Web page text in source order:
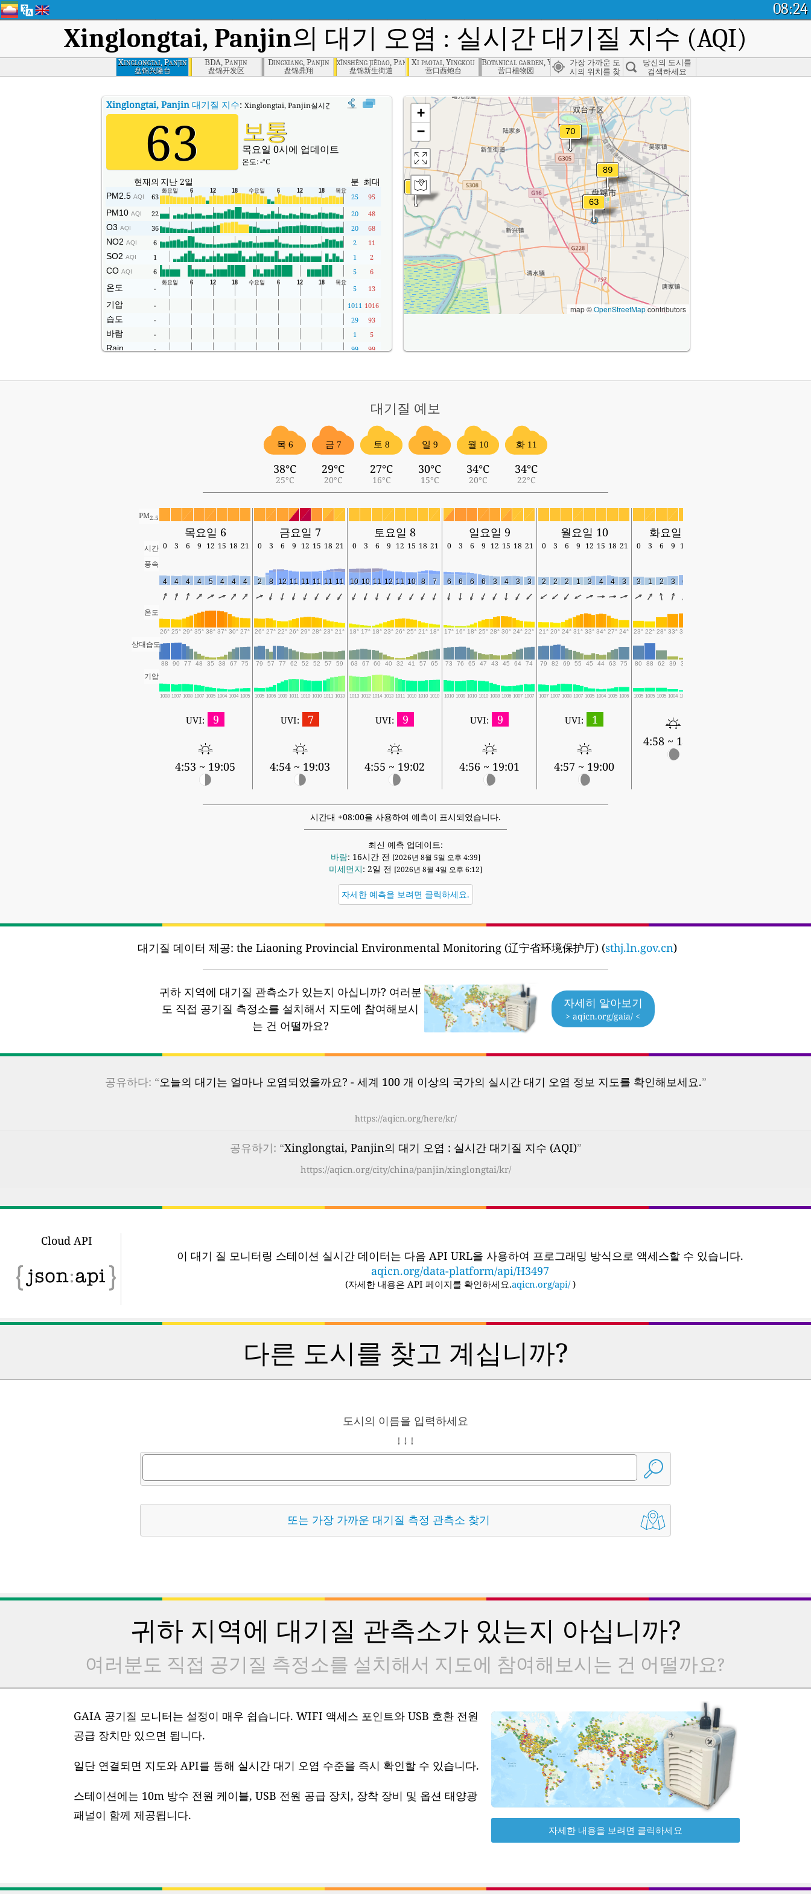
08:24
Xinglongtai, Panjin의 대기 오염 : 실시간 대기질 지수 (AQI)
Xinglongtai, Panjin
盘锦兴隆台
BDA, Panjin
盘锦开发区
Dingxiang, Panjin
盘锦鼎翔
xīnshēng jiēdao, Panjin , Panjin
盘锦新生街道
Xi paotai, Yingkou
营口西炮台
Botanical garden, Yingkou
营口植物园
가장 가까운 도
시의 위치를 찾
당신의 도시를
검색하세요
Xinglongtai, Panjin대기질 지수: Xinglongtai, Panjin실시간 대기질 지수 (AQI).
63 보통
목요일 0시에 업데이트
온도:-°C
현재의 지난 2일 분 최대
PM2.5 AQI 63 25 95
PM10 AQI 22 20 48
O3 AQI 36 20 68
NO2 AQI 6 2 11
SO2 AQI 1 1 2
CO AQI 6 5 6
온도 - 5 13
기압 - 1011 1016
습도 - 29 93
바람 - 1 5
Rain - 99 99
+
−
map ©OpenStreetMapcontributors
대기질 예보
목 6
38°C
25°C
금 7
29°C
20°C
토 8
27°C
16°C
일 9
30°C
15°C
월 10
34°C
20°C
화 11
34°C
22°C
PM2.5
목요일 6 금요일 7 토요일 8 일요일 9 월요일 10 화요일 11
시간 0 3 6 9 12 15 18 21 0 3 6 9 12 15 18 21 0 3 6 9 12 15 18 21 0 3 6 9 12 15 18 21 0 3 6 9 12 15 18 21 0 3 6 9 12
풍속
4 4 4 4 5 4 4 4 2 8 12 11 11 11 11 11 10 10 11 12 11 10 8 7 6 6 6 6 3 4 3 3 2 2 2 1 3 4 4 3 3 1 2 3 6
온도
26° 25° 29° 35° 38° 37° 30° 27° 26° 27° 22° 26° 29° 28° 23° 21° 18° 17° 18° 23° 26° 25° 21° 18° 17° 16° 18° 25° 28° 30° 24° 22° 21° 20° 24° 31° 33° 34° 27° 24° 23° 22° 28° 33° 34°
상대습도
88 90 77 48 35 38 67 75 79 57 77 62 52 52 57 59 63 67 60 40 32 41 57 65 73 76 65 47 43 45 64 74 79 82 69 55 45 44 63 75 80 88 62 39 34
기압
1008 1007 1008 1007 1005 1004 1004 1005 1005 1006 1009 1011 1010 1010 1011 1013 1013 1012 1014 1013 1011 1010 1010 1010 1010 1009 1010 1010 1008 1006 1007 1007 1007 1007 1008 1007 1005 1004 1005 1006 1005 1005 1005 1004 1003
UVI: 9
4:53 ~ 19:05
UVI: 7
4:54 ~ 19:03
UVI: 9
4:55 ~ 19:02
UVI: 9
4:56 ~ 19:01
UVI: 1
4:57 ~ 19:00
4:58 ~ 18:58
시간대 +08:00을 사용하여 예측이 표시되었습니다.
최신 예측 업데이트:
바람: 16시간 전 [2026년 8월 5일 오후 4:39]
미세먼지: 2일 전 [2026년 8월 4일 오후 6:12]
자세한 예측을 보려면 클릭하세요.
대기질 데이터 제공: the Liaoning Provincial Environmental Monitoring (辽宁省环境保护厅) (sthj.ln.gov.cn)
귀하 지역에 대기질 관측소가 있는지 아십니까? 여러분
도 직접 공기질 측정소를 설치해서 지도에 참여해보시
는 건 어떨까요?
자세히 알아보기
> aqicn.org/gaia/ <
공유하다: “오늘의 대기는 얼마나 오염되었을까요? - 세계 100 개 이상의 국가의 실시간 대기 오염 정보 지도를 확인해보세요.”
https://aqicn.org/here/kr/
공유하기: “Xinglongtai, Panjin의 대기 오염 : 실시간 대기질 지수 (AQI)”
https://aqicn.org/city/china/panjin/xinglongtai/kr/
Cloud API
이 대기 질 모니터링 스테이션 실시간 데이터는 다음 API URL을 사용하여 프로그래밍 방식으로 액세스할 수 있습니다.
aqicn.org/data-platform/api/H3497
(자세한 내용은 API 페이지를 확인하세요.aqicn.org/api/ )
다른 도시를 찾고 계십니까?
도시의 이름을 입력하세요
↓ ↓ ↓
또는 가장 가까운 대기질 측정 관측소 찾기
귀하 지역에 대기질 관측소가 있는지 아십니까?
여러분도 직접 공기질 측정소를 설치해서 지도에 참여해보시는 건 어떨까요?
GAIA 공기질 모니터는 설정이 매우 쉽습니다. WIFI 액세스 포인트와 USB 호환 전원
공급 장치만 있으면 됩니다.
일단 연결되면 지도와 API를 통해 실시간 대기 오염 수준을 즉시 확인할 수 있습니다.
스테이션에는 10m 방수 전원 케이블, USB 전원 공급 장치, 장착 장비 및 옵션 태양광
패널이 함께 제공됩니다.
자세한 내용을 보려면 클릭하세요